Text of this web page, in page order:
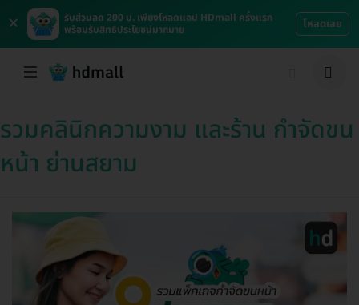
×
รับส่วนลด 200 บ. เพียงโหลดแอป HDmall ครั้งแรก
พร้อมรับสิทธิประโยชน์มากมาย
โหลดเลย
รวมคลินิกความงาม และร้าน กำจัดขน
หน้า ย่านสยาม